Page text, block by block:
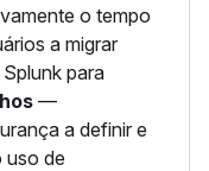
o tempo
a migrar
para
—
a definir e
uso de